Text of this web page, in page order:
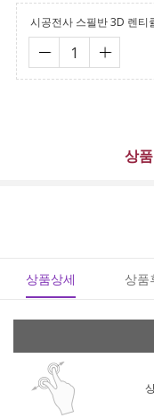
시공전사 스필반 3D 렌티
상
상품상세 상품